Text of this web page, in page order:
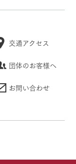
交通アクセス
団体のお客様へ
お問い合わせ